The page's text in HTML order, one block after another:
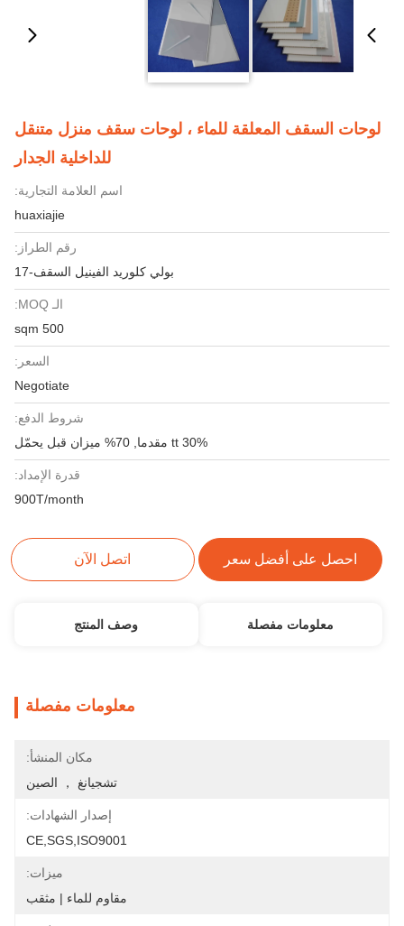
لوحات السقف المعلقة للماء ، لوحات سقف منزل متنقل
للداخلية الجدار
اسم العلامة التجارية:
huaxiajie
رقم الطراز:
بولي كلوريد الفينيل السقف-17
الـ MOQ:
500 sqm
السعر:
Negotiate
شروط الدفع:
30% tt مقدما, 70% ميزان قبل يحمّل
قدرة الإمداد:
900T/month
احصل على أفضل سعر اتصل الآن
معلومات مفصلة وصف المنتج
معلومات مفصلة
مكان المنشأ:
تشجيانغ ， الصين
إصدار الشهادات:
CE,SGS,ISO9001
ميزات:
مقاوم للماء | مثقب